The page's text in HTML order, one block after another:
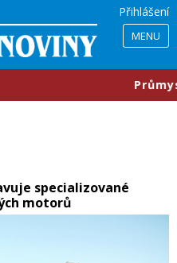
Přihlášení
MENU
parky se mění,
specializované
motorů